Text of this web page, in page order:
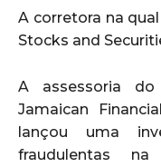
A corretora na
Stocks and
A assessoria
Jamaican
lançou uma
fraudulentas